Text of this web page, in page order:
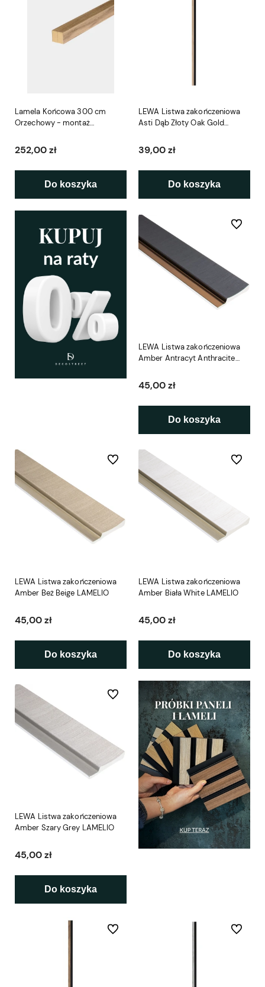
Lamela Końcowa 300 cm
Orzechowy - montaż
Woodupp
252,00 zł
Do koszyka
LEWA Listwa zakończeniowa
Asti Dąb Złoty Oak Gold
39,00 zł
Do koszyka
LEWA Listwa zakończeniowa
Amber Antracyt Anthracite
45,00 zł
Do koszyka
Do
LEWA Listwa zakończeniowa
Amber Beż Beige LAMELIO
45,00 zł
Do koszyka
Do ulubionych
LEWA Listwa zakończeniowa
Amber Biała White LAMELIO
45,00 zł
Do koszyka
Do
LEWA Listwa zakończeniowa
Amber Szary Grey LAMELIO
45,00 zł
Do koszyka
Do ulubionych
Do ulubionych Do